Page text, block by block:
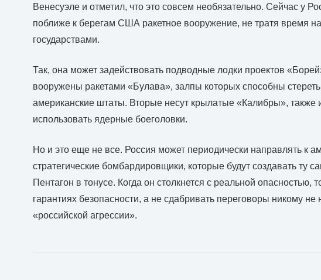
Венесуэле и отметил, что это совсем необязательно. Сейчас у
поближе к берегам США ракетное вооружение, не тратя время
государствами.
Так, она может задействовать подводные лодки проектов
вооружены ракетами «Булава», залпы которых способны
американские штаты. Вторые несут крылатые «Калибры»,
использовать ядерные боеголовки.
Но и это еще не все. Россия может периодически направлять к
стратегические бомбардировщики, которые будут создавать ту
Пентагон в тонусе. Когда он столкнется с реальной опасностью,
гарантиях безопасности, а не сдабривать переговоры никому
«российской агрессии».